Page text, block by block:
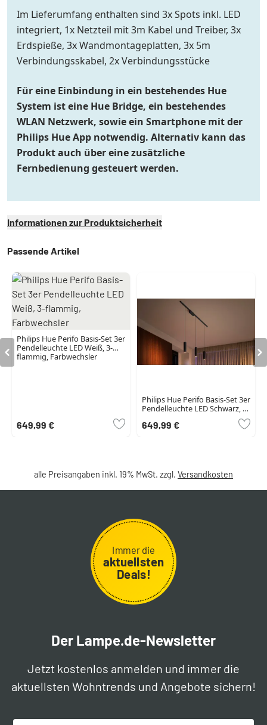
Im Lieferumfang enthalten sind 3x Spots inkl. LED
integriert, 1x Netzteil mit 3m Kabel und Treiber, 3x
Erdspieße, 3x Wandmontageplatten, 3x 5m
Verbindungsskabel, 2x Verbindungsstücke
Für eine Einbindung in ein bestehendes Hue
System ist eine Hue Bridge, ein bestehendes
WLAN Netzwerk, sowie ein Smartphone mit der
Philips Hue App notwendig. Alternativ kann das
Produkt auch über eine zusätzliche
Fernbedienung gesteuert werden.
Informationen zur Produktsicherheit
Passende Artikel
Philips Hue Perifo Basis-Set 3er
Pendelleuchte LED Weiß, 3-
flammig, Farbwechsler
649,99 €
Philips Hue Perifo Basis-Set 3er
Pendelleuchte LED Schwarz, 3-
649,99 €
alle Preisangaben inkl. 19% MwSt. zzgl. Versandkosten
Immer die
aktuellsten
Deals!
Der Lampe.de-Newsletter
Jetzt kostenlos anmelden und immer die
aktuellsten Wohntrends und Angebote sichern!